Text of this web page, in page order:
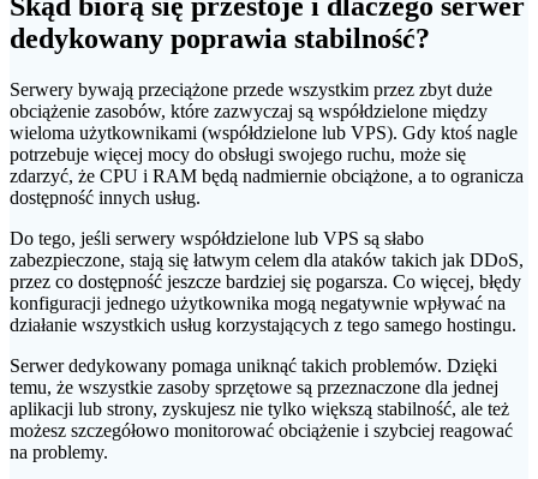
dedykowany poprawia stabilność?
Serwery bywają przeciążone przede wszystkim przez zbyt duże
obciążenie zasobów, które zazwyczaj są współdzielone między
wieloma użytkownikami (współdzielone lub VPS). Gdy ktoś nagle
potrzebuje więcej mocy do obsługi swojego ruchu, może się
zdarzyć, że CPU i RAM będą nadmiernie obciążone, a to ogranicza
dostępność innych usług.
Do tego, jeśli serwery współdzielone lub VPS są słabo
zabezpieczone, stają się łatwym celem dla ataków takich jak DDoS,
przez co dostępność jeszcze bardziej się pogarsza. Co więcej, błędy
konfiguracji jednego użytkownika mogą negatywnie wpływać na
działanie wszystkich usług korzystających z tego samego hostingu.
Serwer dedykowany pomaga uniknąć takich problemów. Dzięki
temu, że wszystkie zasoby sprzętowe są przeznaczone dla jednej
aplikacji lub strony, zyskujesz nie tylko większą stabilność, ale też
możesz szczegółowo monitorować obciążenie i szybciej reagować
na problemy.